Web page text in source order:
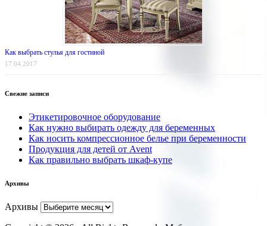
Как выбрать стулья для гостиной
17.04.2017
Свежие записи
Этикетировочное оборудование
Как нужно выбирать одежду для беременных
Как носить компрессионное белье при беременности
Продукция для детей от Avent
Как правильно выбрать шкаф-купе
Архивы
Архивы